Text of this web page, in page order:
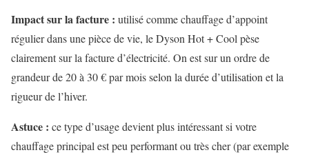
Impact sur la facture : utilisé comme chauffage d’appoint
régulier dans une pièce de vie, le Dyson Hot + Cool pèse
clairement sur la facture d’électricité. On est sur un ordre de
grandeur de 20 à 30 € par mois selon la durée d’utilisation et la
rigueur de l’hiver.
Astuce : ce type d’usage devient plus intéressant si votre
chauffage principal est peu performant ou très cher (par exemple